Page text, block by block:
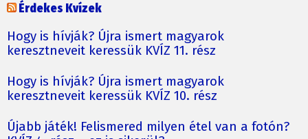
Érdekes Kvízek
Hogy is hívják? Újra ismert magyarok
keresztneveit keressük KVÍZ 11. rész
Hogy is hívják? Újra ismert magyarok
keresztneveit keressük KVÍZ 10. rész
Újabb játék! Felismered milyen étel van a fotón?